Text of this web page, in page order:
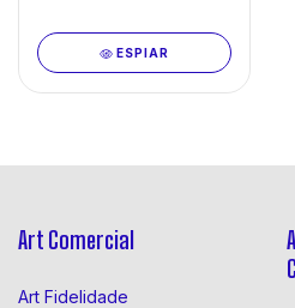
ESPIAR
Art Comercial
Art Fidelidade